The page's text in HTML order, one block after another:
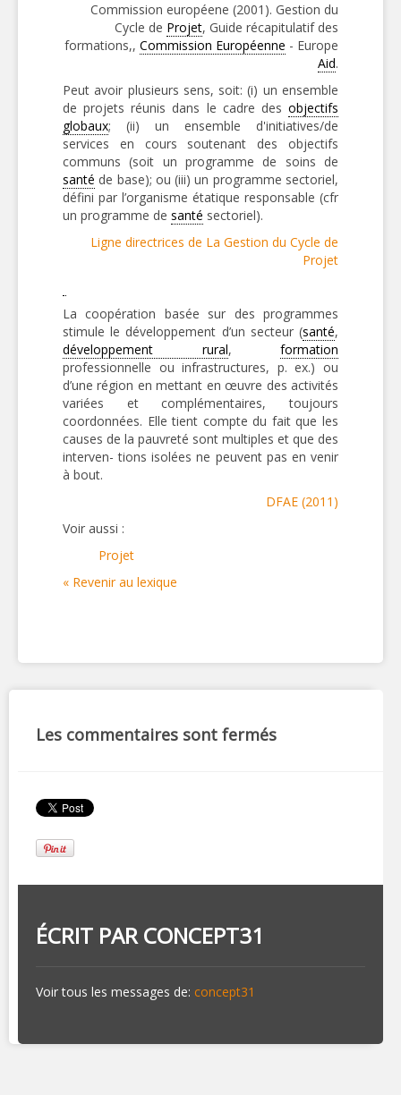
Commission européene (2001). Gestion du
Cycle de Projet, Guide récapitulatif des
formations,, Commission Européenne - Europe
Aid.
Peut avoir plusieurs sens, soit: (i) un ensemble
de projets réunis dans le cadre des objectifs
globaux; (ii) un ensemble d'initiatives/de
services en cours soutenant des objectifs
communs (soit un programme de soins de
santé de base); ou (iii) un programme sectoriel,
défini par l’organisme étatique responsable (cfr
un programme de santé sectoriel).
Ligne directrices de La Gestion du Cycle de
Projet
La coopération basée sur des programmes
stimule le développement d’un secteur (santé,
développement rural, formation
professionnelle ou infrastructures, p. ex.) ou
d’une région en mettant en œuvre des activités
variées et complémentaires, toujours
coordonnées. Elle tient compte du fait que les
causes de la pauvreté sont multiples et que des
interven- tions isolées ne peuvent pas en venir
à bout.
DFAE (2011)
Voir aussi :
Projet
« Revenir au lexique
Les commentaires sont fermés
ÉCRIT PARCONCEPT31
Voir tous les messages de: concept31